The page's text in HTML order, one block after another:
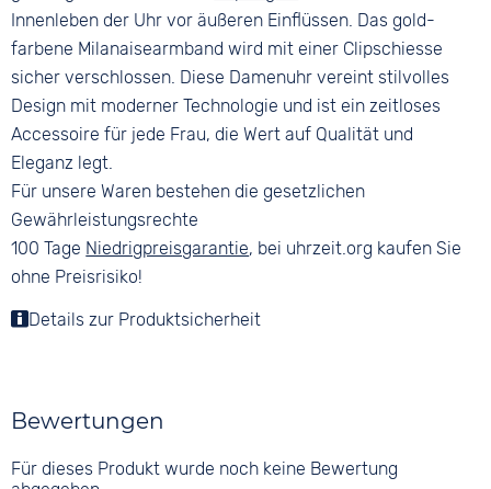
Innenleben der Uhr vor äußeren Einflüssen. Das gold-
farbene Milanaisearmband wird mit einer Clipschiesse
sicher verschlossen. Diese Damenuhr vereint stilvolles
Design mit moderner Technologie und ist ein zeitloses
Accessoire für jede Frau, die Wert auf Qualität und
Eleganz legt.
Für unsere Waren bestehen die gesetzlichen
Gewährleistungsrechte
100 Tage Niedrigpreisgarantie, bei uhrzeit.org kaufen Sie
ohne Preisrisiko!
Details zur Produktsicherheit
Bewertungen
Für dieses Produkt wurde noch keine Bewertung